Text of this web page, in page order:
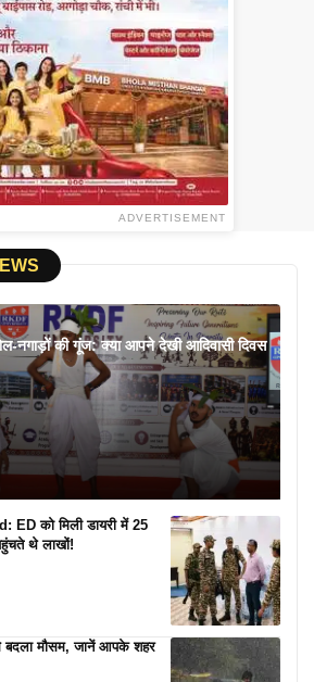
ADVERTISEMENT
नगाड़ों की गूंज: क्या आपने देखी आदिवासी दिवस
को मिली डायरी में 25
थे लाखों!
बदला मौसम, जानें आपके शहर